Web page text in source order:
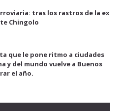
tras los rastros de la ex
Chingolo
que le pone ritmo a ciudades
y del mundo vuelve a Buenos
el año.